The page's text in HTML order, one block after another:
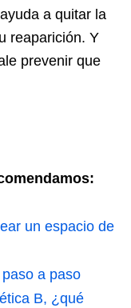
a quitar la
reaparición. Y
prevenir que
un espacio de
a paso
B, ¿qué